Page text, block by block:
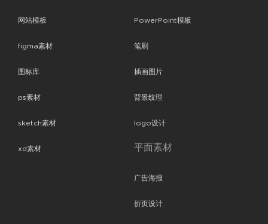
网站模板
figma素材
图标库
ps素材
sketch素材
xd素材
PowerPoint模板
笔刷
插画图片
背景纹理
logo设计
平面素材
广告海报
折页设计